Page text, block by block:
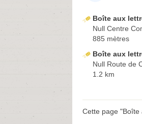
Boîte aux
Null Centre
885 mètres
Boîte aux
Null Route de
1.2 km
Cette page "Boîte